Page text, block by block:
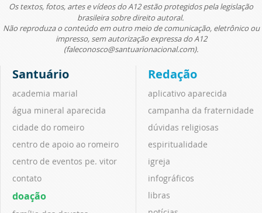
Os textos, fotos, artes e vídeos do A12 estão protegidos pela legislação
brasileira sobre direito autoral.
Não reproduza o conteúdo em outro meio de comunicação, eletrônico ou
impresso, sem autorização expressa do A12
(faleconosco@santuarionacional.com).
Santuário
academia marial
água mineral aparecida
cidade do romeiro
centro de apoio ao romeiro
centro de eventos pe. vitor
contato
doação
Redação
aplicativo aparecida
campanha da fraternidade
dúvidas religiosas
espiritualidade
igreja
infográficos
libras